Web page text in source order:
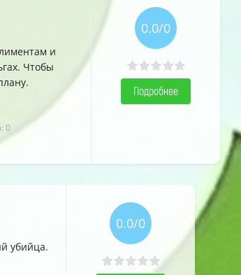
5.0
и
Чтобы
0
0.0/0
Подробнее
убийца.
0.0/0